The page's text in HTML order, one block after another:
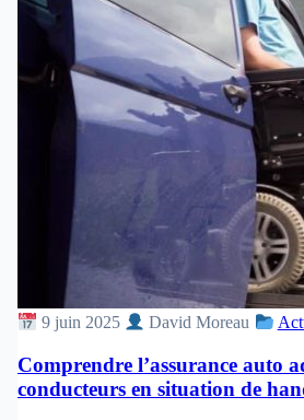
9 juin 2025 David Moreau
Comprendre l’assurance auto
conducteurs en situation de